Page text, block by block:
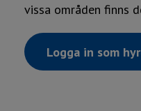
vissa områden finns
Logga in som